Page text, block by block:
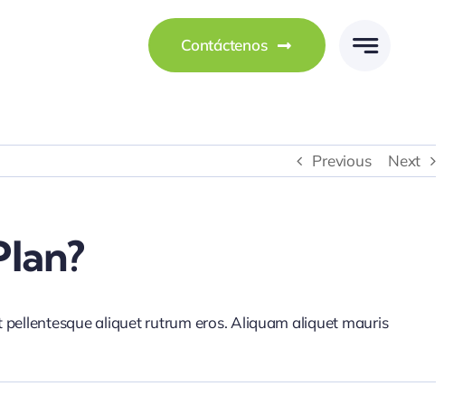
Contáctenos
Previous Next
aliquet rutrum eros. Aliquam aliquet mauris